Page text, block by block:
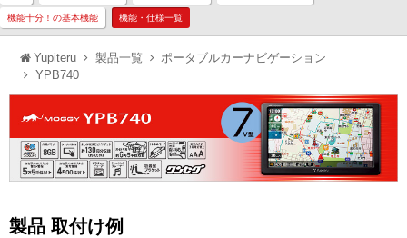
機能十分！の基本機能 機能・仕様一覧
Yupiteru 製品一覧
ポータブルカーナビゲーション
YPB740
製品 取付け例